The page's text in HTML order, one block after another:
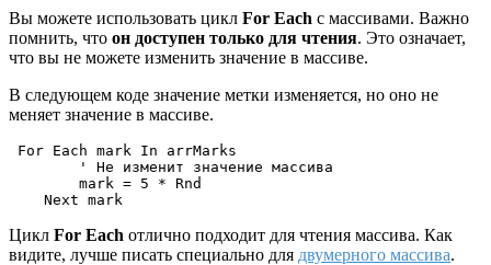
Вы можете использовать цикл For Each с массивами. Важно
помнить, что он доступен только для чтения. Это означает,
что вы не можете изменить значение в массиве.
В следующем коде значение метки изменяется, но оно не
меняет значение в массиве.
For Each mark In arrMarks
        ' Не изменит значение массива
        mark = 5 * Rnd
Цикл For Each отлично подходит для чтения массива. Как
видите, лучше писать специально для двумерного массива.